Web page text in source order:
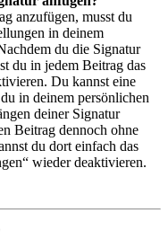
anzufügen, musst du
in deinem
du die Signatur
du in jedem Beitrag das
Du kannst eine
in deinem persönlichen
deiner Signatur
Beitrag dennoch ohne
du dort einfach das
wieder deaktivieren.